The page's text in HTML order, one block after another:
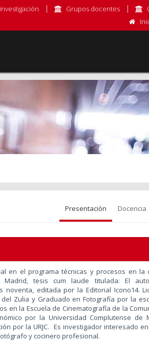
Grupos docentes
Presentación Docencia
en el programa técnicas y procesos en
Madrid, tesis cum laude titulada: El
noventa, editada por la Editorial Icono14.
Zulia y Graduado en Fotografía por la
en la Escuela de Cinematografía de la
por la Universidad Complutense de
por la URJC. Es investigador interesado
y cocinero profesional.